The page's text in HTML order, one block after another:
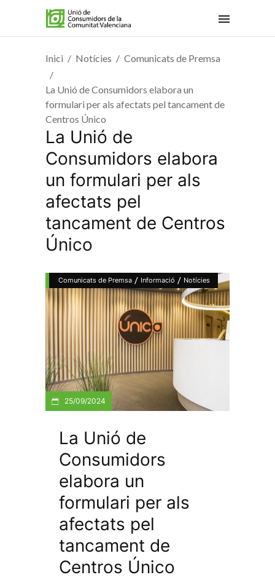
Inici Notícies Comunicats de Premsa
La Unió de Consumidors elabora un
formulari per als afectats pel tancament de
Centros Único
La Unió de
Consumidors elabora
un formulari per als
afectats pel
tancament de Centros
Único
Comunicats de Premsa / Informació / Notícies
25/09/2024
La Unió de
Consumidors
elabora un
formulari per als
afectats pel
tancament de
Centros Único